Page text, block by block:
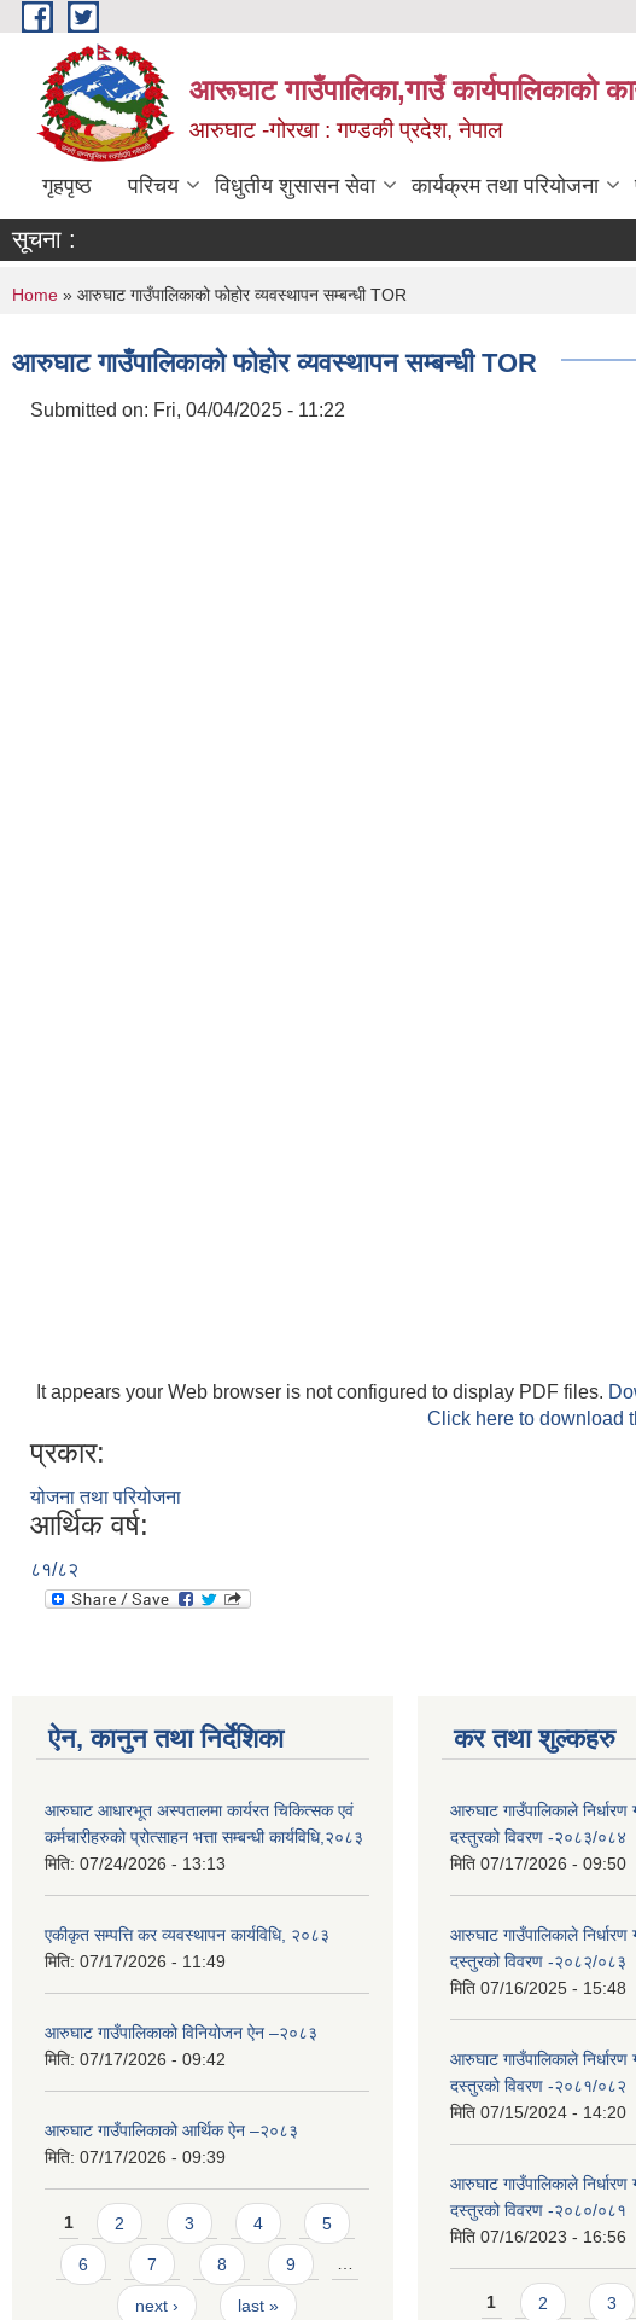
Skip to main content
आरूघाट गाउँपालिका,गाउँ कार्यपालिकाको
आरुघाट -गोरखा : गण्डकी प्रदेश, नेपाल
गृहपृष्ठ परिचय विधुतीय शुसासन सेवा कार्यक्रम तथा परियोजना
सूचना :
You are here
Home » आरुघाट गाउँपालिकाको फोहोर व्यवस्थापन सम्बन्धी TOR
आरुघाट गाउँपालिकाको फोहोर व्यवस्थापन सम्बन्धी TOR
Submitted on: Fri, 04/04/2025 - 11:22
It appears your Web browser is not configured to display PDF files.
Click here to download
प्रकार:
योजना तथा परियोजना
आर्थिक वर्ष:
८१/८२
ऐन, कानुन तथा निर्देशिका
आरुघाट आधारभूत अस्पतालमा कार्यरत चिकित्सक एवं
कर्मचारीहरुको प्रोत्साहन भत्ता सम्बन्धी कार्यविधि,२०८३
मिति: 07/24/2026 - 13:13
एकीकृत सम्पत्ति कर व्यवस्थापन कार्यविधि, २०८३
मिति: 07/17/2026 - 11:49
आरुघाट गाउँपालिकाको विनियोजन ऐन –२०८३
मिति: 07/17/2026 - 09:42
आरुघाट गाउँपालिकाको आर्थिक ऐन –२०८३
मिति: 07/17/2026 - 09:39
Pages
1 2 3 4 5
6 7 8 9 …
next › last »
कर तथा शुल्कहरु
आरुघाट गाउँपालिकाले
दस्तुरको विवरण -२०८३/०८४
मिति 07/17/2026 - 09:50
आरुघाट गाउँपालिकाले
दस्तुरको विवरण -२०८२/०८३
मिति 07/16/2025 - 15:48
आरुघाट गाउँपालिकाले
दस्तुरको विवरण -२०८१/०८२
मिति 07/15/2024 - 14:20
आरुघाट गाउँपालिकाले
दस्तुरको विवरण -२०८०/०८१
मिति 07/16/2023 - 16:56
Pages
1 2 3